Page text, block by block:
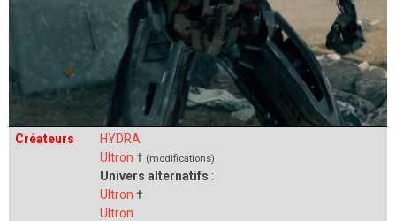
Créateurs
HYDRA
Ultron † (modifications)
Univers alternatifs :
Ultron †
Ultron